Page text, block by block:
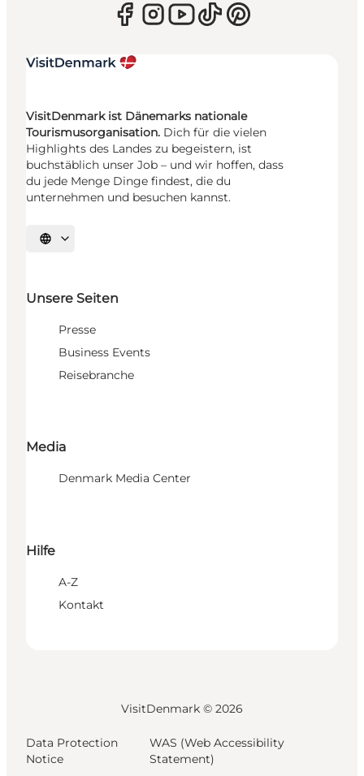
VisitDenmark ist Dänemarks nationale
Tourismusorganisation. Dich für die vielen
Highlights des Landes zu begeistern, ist
buchstäblich unser Job – und wir hoffen, dass
du jede Menge Dinge findest, die du
unternehmen und besuchen kannst.
Sprache auswählen
Unsere Seiten
Presse
Business Events
Reisebranche
Media
Denmark Media Center
Hilfe
A-Z
Kontakt
VisitDenmark © 2026
Data Protection
Notice
WAS (Web Accessibility
Statement)